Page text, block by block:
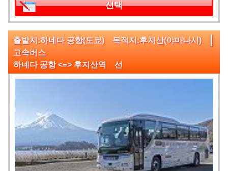
선택
출발지:하네다 공항(도쿄) 목적지:후지산(야마나시) |
고속버스
하네다 공항 <=> 후지산역 선